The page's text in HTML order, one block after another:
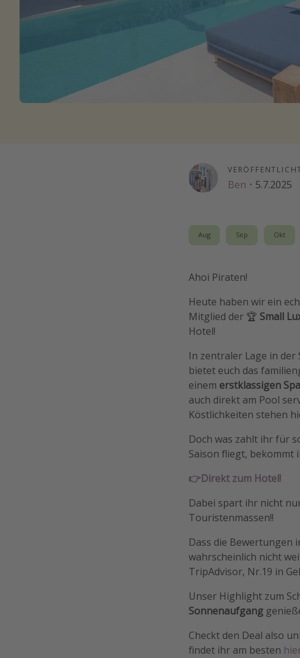
Ben · 5.7.2025
Aug Sep Okt
Ahoi Piraten!
Heute haben wir ein
Mitglied der 🏆 Small
Hotel!
In zentraler Lage in
bietet euch das
einem erstklassigen
auch direkt am Pool
Köstlichkeiten stehen
Doch was zahlt ihr für
Saison fliegt, bekommt
👉Direkt zum Hotel!
Dabei spart ihr nicht
Touristenmassen!!
Dass die Bewertungen
wahrscheinlich nicht
TripAdvisor, Nr.19 in
Unser Highlight zum
Sonnenaufgang
Checkt den Deal also
findet ihr am besten